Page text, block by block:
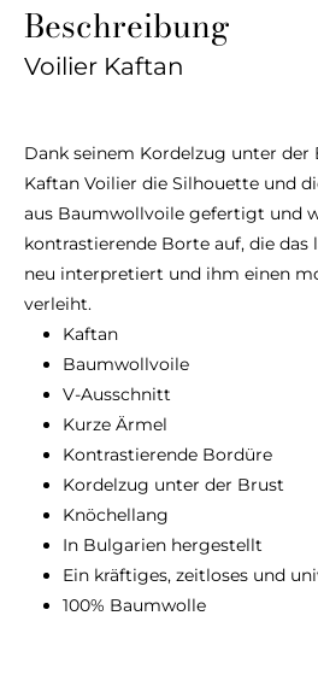
Beschreibung
Voilier Kaftan
Dank seinem Kordelzug unter
Kaftan Voilier die Silhouette und
aus Baumwollvoile gefertigt und
kontrastierende Borte auf, die das
neu interpretiert und ihm einen
verleiht.
Kaftan
Baumwollvoile
V-Ausschnitt
Kurze Ärmel
Kontrastierende Bordüre
Kordelzug unter der Brust
Knöchellang
In Bulgarien hergestellt
Ein kräftiges, zeitloses und
100% Baumwolle